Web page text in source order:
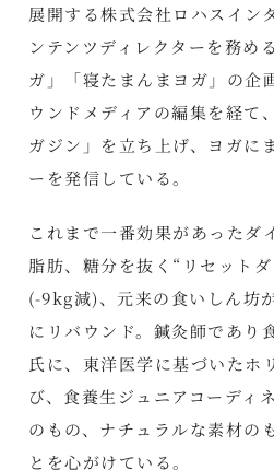
展開する株式会社ロハスイン
ンテンツディレクターを務め
ガ」「寝たまんまヨガ」の企
ウンドメディアの編集を経て
ガジン」を立ち上げ、ヨガに
ーを発信している。
これまで一番効果があったダ
脂肪、糖分を抜く“リセット
(-9kg減)、元来の食いしん坊
にリバウンド。鍼灸師であり
氏に、東洋医学に基づいたホ
び、食養生ジュニアコーディ
のもの、ナチュラルな素材の
とを心がけている。